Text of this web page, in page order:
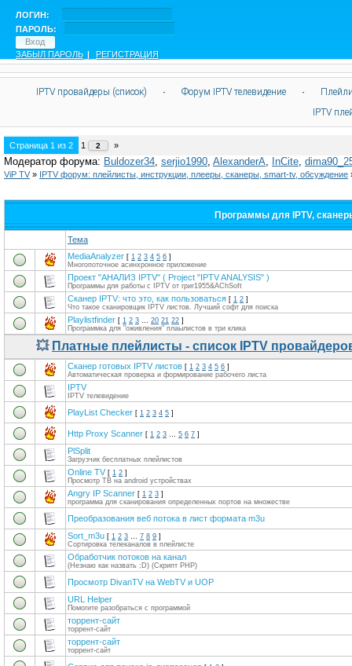
ЛОГИН:
ПАРОЛЬ:
ЗАБЫЛ ПАРОЛЬ | РЕГИСТРАЦИЯ
IPTV провайдеры (список) · Форум IPTV телевидение ·
IPTV
Страница 1 из 2 1 2 »
Модератор форума: Buldozer34, serjio1990, AlexanderA, InCite,
ViP TV » IPTV форум: плейлисты, инструкции, плееры, сканеры, smart-tv, обсуждение
Программы для IPTV,
Тема
MediaAnalyzer [ 1 2 3 4 5 6 ]
Многопоточное асинхронное приложение
Проект "АНАЛИЗ IPTV" ( Project "IPTV ANALYSIS" )
Программы для работы с IPTV от григ1955&AChSoft
Сканер IPTV: что это, как пользоваться [ 1 2 ]
Что такое сканировщик IPTV листов. Лучший софт для поиска
Playlistfinder [ 1 2 3 … 20 21 22 ]
Программка для "оживления" плаылистов в три клика
💥 Платные плейлисты - список IPTV
Сканер готовых IPTV листов [ 1 2 3 4 5 6 ]
Автоматическая проверка и формирование рабочего листа
IPTV
IPTV телевидение
PlayList Checker [ 1 2 3 4 5 ]
Http Proxy Scanner [ 1 2 3 … 5 6 7 ]
PlSplit
Загрузчик бесплатных плейлистов
Online TV [ 1 2 ]
Просмотр ТВ на android устройствах
Angry IP Scanner [ 1 2 3 ]
программа для сканирования определенных портов на множестве
Преобразования веб потока в лист формата m3u
Sort_m3u [ 1 2 3 … 7 8 9 ]
Сортировка телеканалов в плейлисте
Обработчик потоков на канал
(Незнаю как назвать ;D) (Скрипт PHP)
Просмотр DivanTV на WebTV и UOP
URL Helper
Помогите разобраться с программой
торрент-сайт
торрент-сайт
торрент-сайт
торрент-сайт